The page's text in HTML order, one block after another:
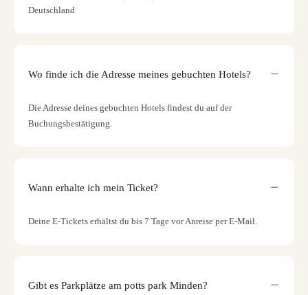
Deutschland
Wo finde ich die Adresse meines gebuchten Hotels?
Die Adresse deines gebuchten Hotels findest du auf der
Buchungsbestätigung.
Wann erhalte ich mein Ticket?
Deine E-Tickets erhältst du bis 7 Tage vor Anreise per E-Mail.
Gibt es Parkplätze am potts park Minden?